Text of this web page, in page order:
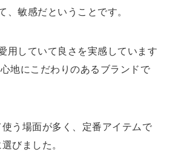
、敏感だということです。
用していて良さを実感しています
地にこだわりのあるブランドで
う場面が多く、定番アイテムで
びました。